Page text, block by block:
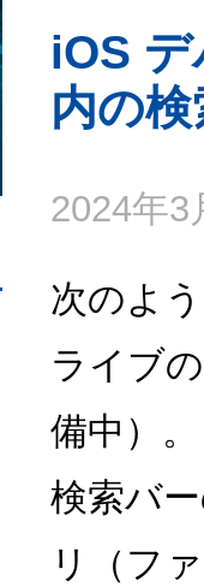
iOS
内の
2024年3
次のよ
ライブ
備中）。
検索バ
リ（フ